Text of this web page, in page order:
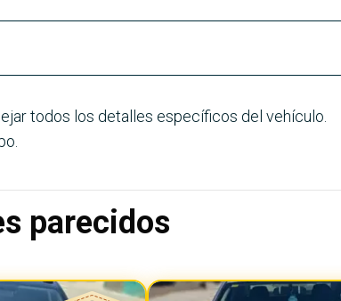
todos los detalles específicos del vehículo.
parecidos